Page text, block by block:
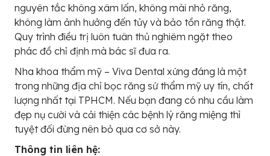
nguyên tắc không xâm lấn, không mài nhỏ răng,
không làm ảnh hưởng đến tủy và bảo tồn răng thật.
Quy trình điều trị luôn tuân thủ nghiêm ngặt theo
phác đồ chỉ định mà bác sĩ đưa ra.
Nha khoa thẩm mỹ – Viva Dental xứng đáng là một
trong những địa chỉ bọc răng sứ thẩm mỹ uy tín, chất
lượng nhất tại TPHCM. Nếu bạn đang có nhu cầu làm
đẹp nụ cười và cải thiện các bệnh lý răng miệng thì
tuyệt đối đừng nên bỏ qua cơ sở này.
Thông tin liên hệ: